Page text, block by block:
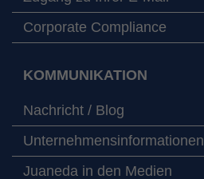
Corporate Compliance
KOMMUNIKATION
Nachricht / Blog
Unternehmensinformationen
Juaneda in den Medien